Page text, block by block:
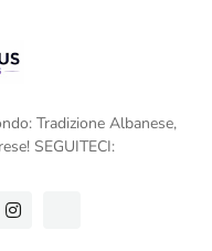
Tradizione Albanese,
SEGUITECI: